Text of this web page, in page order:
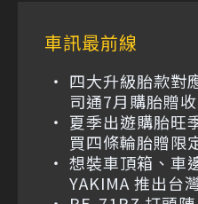
車訊最前線
四大升級胎款對
司通7月購胎贈
夏季出遊購胎旺
買四條輪胎贈限
想裝車頂箱、車
YAKIMA 推出台